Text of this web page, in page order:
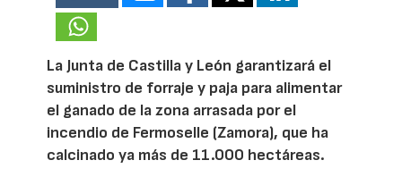
La Junta de Castilla y León garantizará el
suministro de forraje y paja para alimentar
el ganado de la zona arrasada por el
incendio de Fermoselle (Zamora), que ha
calcinado ya más de 11.000 hectáreas.